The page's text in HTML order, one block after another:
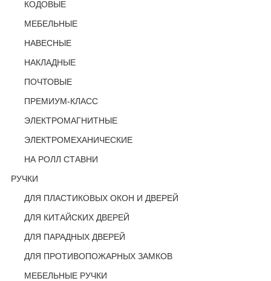
КОДОВЫЕ
МЕБЕЛЬНЫЕ
НАВЕСНЫЕ
НАКЛАДНЫЕ
ПОЧТОВЫЕ
ПРЕМИУМ-КЛАСС
ЭЛЕКТРОМАГНИТНЫЕ
ЭЛЕКТРОМЕХАНИЧЕСКИЕ
НА РОЛЛ СТАВНИ
РУЧКИ
ДЛЯ ПЛАСТИКОВЫХ ОКОН И ДВЕРЕЙ
ДЛЯ КИТАЙСКИХ ДВЕРЕЙ
ДЛЯ ПАРАДНЫХ ДВЕРЕЙ
ДЛЯ ПРОТИВОПОЖАРНЫХ ЗАМКОВ
МЕБЕЛЬНЫЕ РУЧКИ